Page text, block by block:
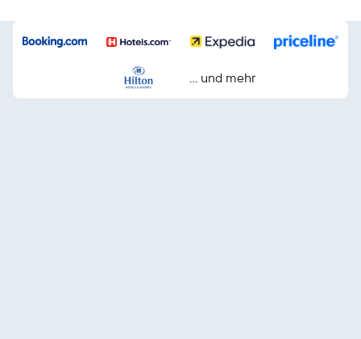
… und mehr